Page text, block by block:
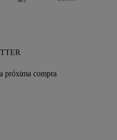
próxima compra